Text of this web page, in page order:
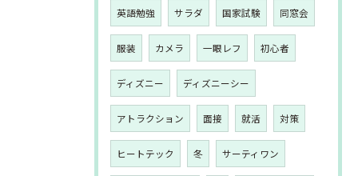
英語勉強 サラダ 国家試験 同窓会
服装 カメラ 一眼レフ 初心者
ディズニー ディズニーシー
アトラクション 面接 就活 対策
ヒートテック 冬 サーティワン